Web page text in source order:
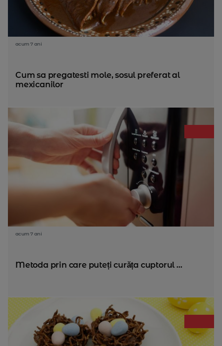
acum 7 ani
Cum sa pregatesti mole, sosul preferat al
mexicanilor
acum 7 ani
Metoda prin care puteți curăța cuptorul ...